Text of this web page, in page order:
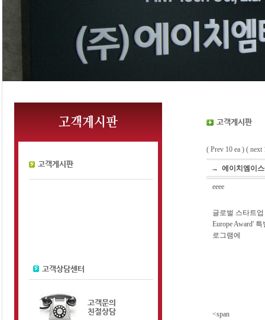
( Prev 10 ea ) ( next
→ 에이치엠이
eeee
글로벌 스타트
Europe Award'
로그램에
<span